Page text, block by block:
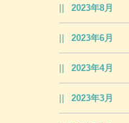
2023年8月
2023年6月
2023年4月
2023年3月